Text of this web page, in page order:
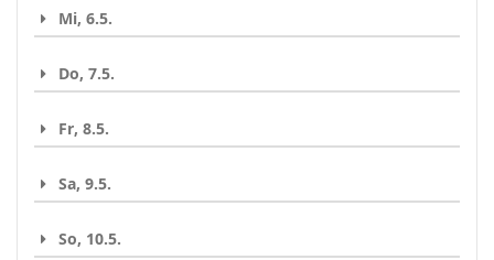
Mi, 6.5.
Do, 7.5.
Fr, 8.5.
Sa, 9.5.
So, 10.5.